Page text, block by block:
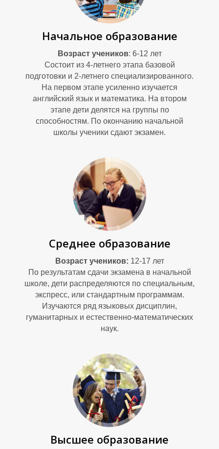
А
Е
Начальное образование
Возраст учеников: 6-12 лет
Состоит из 4-летнего этапа базовой
подготовки и 2-летнего специализированного.
На первом этапе усиленно изучается
английский язык и математика. На втором
этапе дети делятся на группы по
способностям. По окончанию начальной
школы ученики сдают экзамен.
Среднее образование
Возраст учеников: 12-17 лет
По результатам сдачи экзамена в начальной
школе, дети распределяются по специальным,
экспресс, или стандартным программам.
Изучаются ряд языковых дисциплин,
гуманитарных и естественно-математических
наук.
Высшее образование